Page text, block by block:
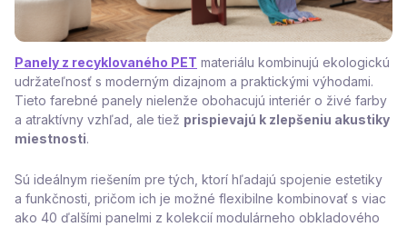
Panely z recyklovaného PET materiálu kombinujú ekologickú
udržateľnosť s moderným dizajnom a praktickými výhodami.
Tieto farebné panely nielenže obohacujú interiér o živé farby
a atraktívny vzhľad, ale tiež prispievajú k zlepšeniu akustiky
miestnosti.
Sú ideálnym riešením pre tých, ktorí hľadajú spojenie estetiky
a funkčnosti, pričom ich je možné flexibilne kombinovať s viac
ako 40 ďalšími panelmi z kolekcií modulárneho obkladového